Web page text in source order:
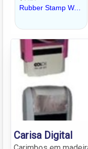
Carisa Digital